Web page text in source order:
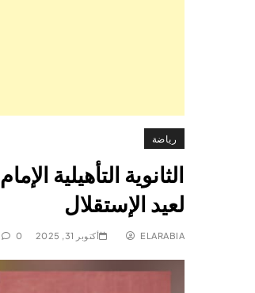
رياضة
لعيد الإستقلال
ELARABIA أكتوبر 31, 2025 0